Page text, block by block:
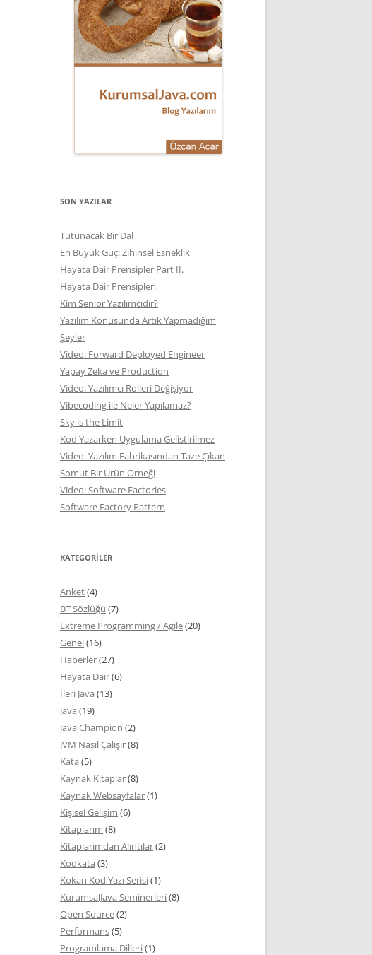
SON YAZILAR
Tutunacak Bir Dal
En Büyük Güç: Zihinsel Esneklik
Hayata Dair Prensipler Part II.
Hayata Dair Prensipler:
Kim Senior Yazılımcıdır?
Yazılım Konusunda Artık Yapmadığım
Şeyler
Video: Forward Deployed Engineer
Yapay Zeka ve Production
Video: Yazılımcı Rolleri Değişiyor
Vibecoding ile Neler Yapılamaz?
Sky is the Limit
Kod Yazarken Uygulama Gelistirilmez
Video: Yazılım Fabrikasından Taze Çıkan
Somut Bir Ürün Örneği
Video: Software Factories
Software Factory Pattern
KATEGORILER
Anket(4)
BT Sözlüğü (7)
Extreme Programming / Agile(20)
Genel(16)
Haberler(27)
Hayata Dair(6)
İleri Java (13)
Java (19)
Java Champion (2)
JVM Nasıl Çalışır(8)
Kata (5)
Kaynak Kitaplar(8)
Kaynak Websayfalar(1)
Kişisel Gelişim (6)
Kitaplarım (8)
Kitaplarımdan Alıntılar(2)
Kodkata (3)
Kokan Kod Yazı Serisi(1)
KurumsalJava Seminerleri(8)
Open Source(2)
Performans(5)
Programlama Dilleri(1)